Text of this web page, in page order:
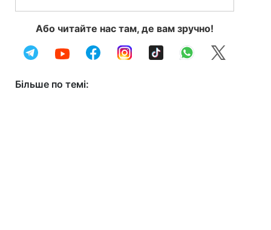
Або читайте нас там, де вам зручно!
Більше по темі: